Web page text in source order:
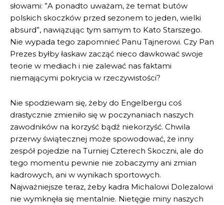
słowami: ”A ponadto uważam, że temat butów
polskich skoczków przed sezonem to jeden, wielki
absurd”, nawiązując tym samym to Kato Starszego.
Nie wypada tego zapomnieć Panu Tajnerowi. Czy Pan
Prezes byłby łaskaw zacząć nieco dawkować swoje
teorie w mediach i nie zalewać nas faktami
niemającymi pokrycia w rzeczywistości?
Nie spodziewam się, żeby do Engelbergu coś
drastycznie zmieniło się w poczynaniach naszych
zawodników na korzyść bądź niekorzyść. Chwila
przerwy świątecznej może spowodować, że inny
zespół pojedzie na Turniej Czterech Skoczni, ale do
tego momentu pewnie nie zobaczymy ani zmian
kadrowych, ani w wynikach sportowych.
Najważniejsze teraz, żeby kadra Michalowi Dolezalowi
nie wymknęła się mentalnie. Nietęgie miny naszych